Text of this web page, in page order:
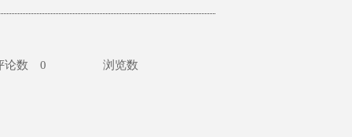
浏览数
论数 0